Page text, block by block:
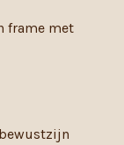
frame met